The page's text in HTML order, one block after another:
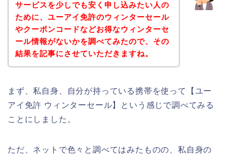
サービスを少しでも安く申し込みたい人の
ために、ユーアイ免許のウィンターセール
やクーポンコードなどお得なウィンターセ
ール情報がないかを調べてみたので、その
結果を記事にさせていただきますね。
まず、私自身、自分が持っている携帯を使って【ユー
アイ免許 ウィンターセール】という感じで調べてみる
ことにしました。
ただ、ネットで色々と調べてはみたものの、私自身の